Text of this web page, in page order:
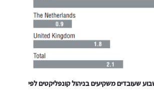
שעובדים משקיעים בניהול קונפליקטים לפי